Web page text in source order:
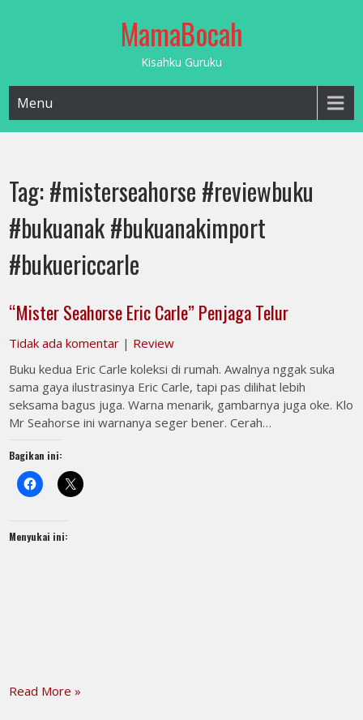
MamaBocah
Kisahku Guruku
Menu
Tag:#misterseahorse #reviewbuku
#bukuanak #bukuanakimport
#bukuericcarle
“Mister Seahorse Eric Carle” Penjaga Telur
Tidak ada komentar | Review
Buku kedua Eric Carle koleksi di rumah. Awalnya nggak suka
sama gaya ilustrasinya Eric Carle, tapi pas dilihat lebih
seksama bagus juga. Warna menarik, gambarnya juga oke. Klo
Mr Seahorse ini warnanya seger bener. Cerah…
Bagikan ini:
Menyukai ini:
Read More »